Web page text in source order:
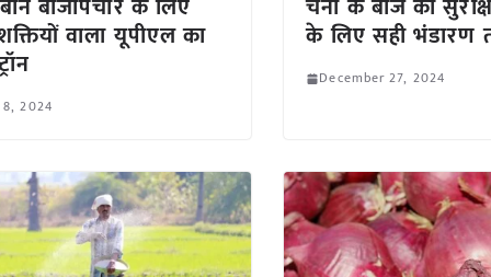
बीजोपचार के लिए
वाला यूपीएल का
8, 2024
चना के बीज को
के लिए सही भंडारण
December 27, 2024